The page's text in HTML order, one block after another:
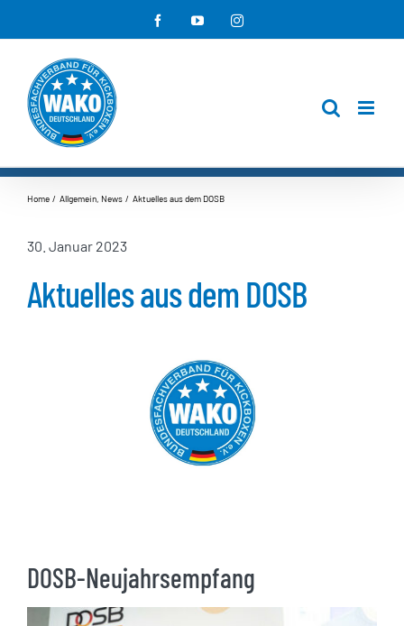
Inhalt
springen
FacebookYouTubeInstagram
Home Allgemein News Aktuelles aus dem DOSB
30. Januar 2023
Aktuelles aus dem DOSB
DOSB-Neujahrsempfang